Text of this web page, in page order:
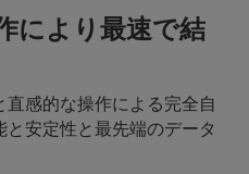
により最速で結
感的な操作による完全自
安定性と最先端のデータ